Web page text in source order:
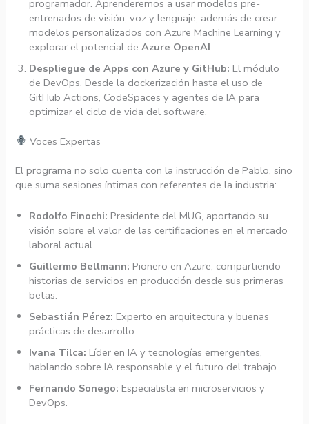
programador. Aprenderemos a usar modelos pre-
entrenados de visión, voz y lenguaje, además de crear
modelos personalizados con Azure Machine Learning y
explorar el potencial deAzure OpenAI.
Despliegue de Apps con Azure y GitHub: El módulo
de DevOps. Desde la dockerización hasta el uso de
GitHub Actions, CodeSpaces y agentes de IA para
optimizar el ciclo de vida del software.
Voces Expertas
El programa no solo cuenta con la instrucción de Pablo, sino
que suma sesiones íntimas con referentes de la industria:
Rodolfo Finochi: Presidente del MUG, aportando su
visión sobre el valor de las certificaciones en el mercado
laboral actual.
Guillermo Bellmann: Pionero en Azure, compartiendo
historias de servicios en producción desde sus primeras
betas.
Sebastián Pérez: Experto en arquitectura y buenas
prácticas de desarrollo.
Ivana Tilca: Líder en IA y tecnologías emergentes,
hablando sobre IA responsable y el futuro del trabajo.
Fernando Sonego: Especialista en microservicios y
DevOps.